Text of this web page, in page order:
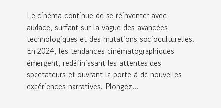
Le cinéma continue de se réinventer avec
audace, surfant sur la vague des avancées
technologiques et des mutations socioculturelles.
En 2024, les tendances cinématographiques
émergent, redéfinissant les attentes des
spectateurs et ouvrant la porte à de nouvelles
expériences narratives. Plongez...